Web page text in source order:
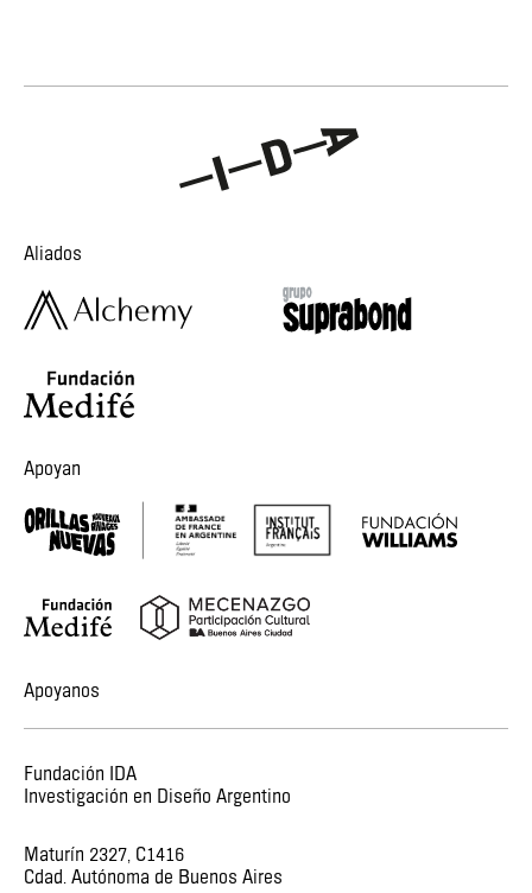
Aliados
Apoyan
Apoyanos
Fundación IDA
Investigación en Diseño Argentino
Maturín 2327, C1416
Cdad. Autónoma de Buenos Aires